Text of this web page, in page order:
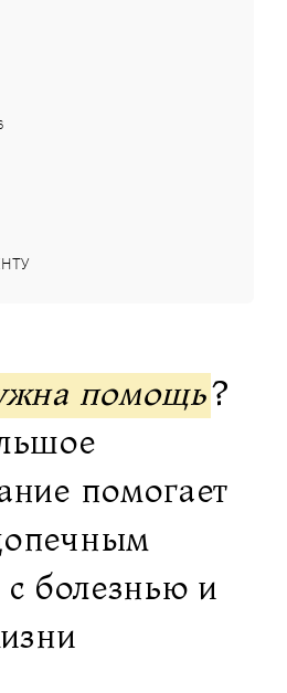
помощь?
помогает
с болезнью и